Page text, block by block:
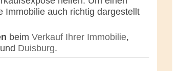
Immobilie auch richtig dargestellt
beim Verkauf Ihrer Immobilie,
und Duisburg.